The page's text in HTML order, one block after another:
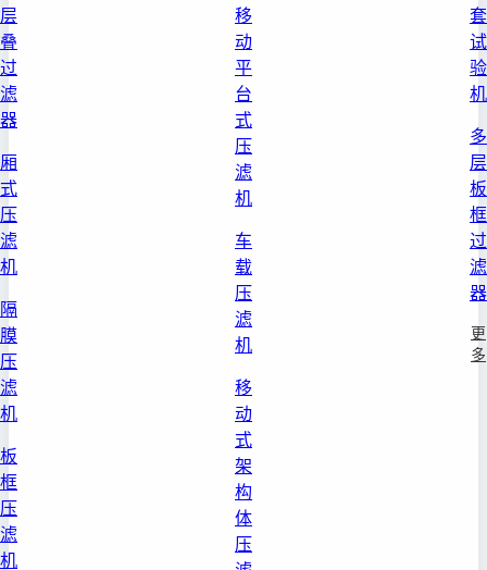
层
叠
过
滤
器
厢
式
压
滤
机
隔
膜
压
滤
机
板
框
压
滤
机
移
动
平
台
式
压
滤
机
车
载
压
滤
机
移
动
式
架
构
体
压
套
试
验
机
多
层
板
框
过
滤
器
更
多